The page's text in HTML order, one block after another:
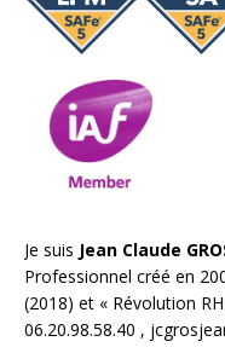
Je suis Jean Claude
Professionnel créé en
(2018) et « Révolution
06.20.98.58.40 ,